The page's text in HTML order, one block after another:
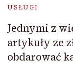
USŁUGI
Jednymi z
artykuły ze
obdarować